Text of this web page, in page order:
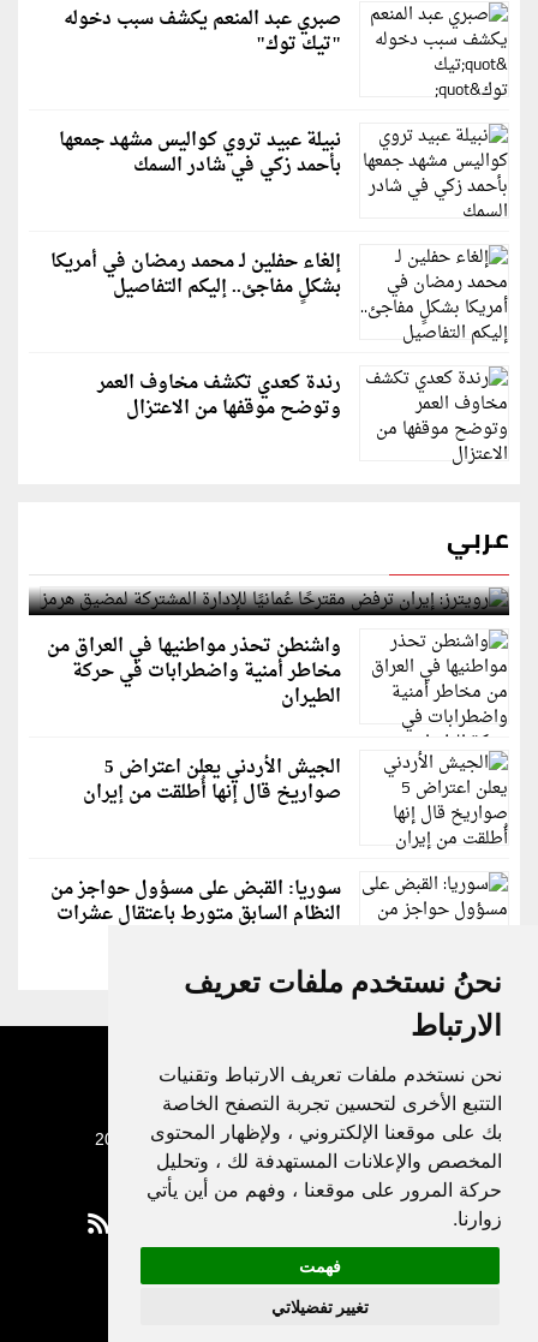
نحنُ نستخدم ملفات تعريف
الارتباط
نحن نستخدم ملفات تعريف الارتباط وتقنيات
التتبع الأخرى لتحسين تجربة التصفح الخاصة
بك على موقعنا الإلكتروني ، ولإظهار المحتوى
المخصص والإعلانات المستهدفة لك ، وتحليل
حركة المرور على موقعنا ، وفهم من أين يأتي
زوارنا.
فهمت
تغيير تفضيلاتي
صبري عبد المنعم يكشف سبب دخوله
"تيك توك"
نبيلة عبيد تروي كواليس مشهد جمعها
بأحمد زكي في شادر السمك
إلغاء حفلين لـ محمد رمضان في أمريكا
بشكلٍ مفاجئ.. إليكم التفاصيل
رندة كعدي تكشف مخاوف العمر
وتوضح موقفها من الاعتزال
عربي
رويترز: إيران ترفض مقترحًا عُمانيًا للإدارة المشتركة
لمضيق هرمز
واشنطن تحذر مواطنيها في العراق من
مخاطر أمنية واضطرابات في حركة
الطيران
الجيش الأردني يعلن اعتراض 5
صواريخ قال إنها أُطلقت من إيران
سوريا: القبض على مسؤول حواجز من
النظام السابق متورط باعتقال عشرات
جميع الحقوق محفوظة لدنيا الوطن © 2003 - 2022
Privacy Policy